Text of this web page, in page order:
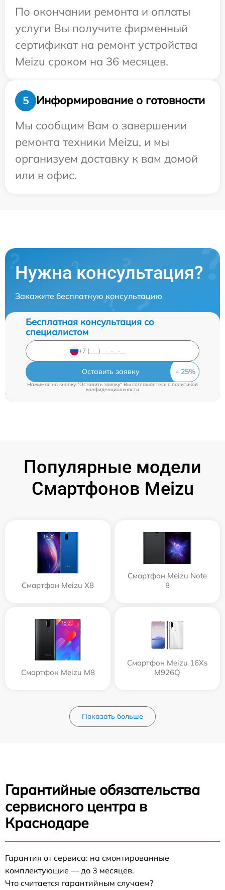
По окончании ремонта и оплаты
услуги Вы получите фирменный
сертификат на ремонт устройства
Meizu сроком на 36 месяцев.
5
Информирование о готовности
Мы сообщим Вам о завершении
ремонта техники Meizu, и мы
организуем доставку к вам домой
или в офис.
Нужна консультация?
Закажите бесплатную консультацию
Бесплатная консультация со
специалистом
Оставить заявку
Нажимая на кнопку "Оставить заявку" Вы соглашаетесь cполитикой
конфиденциальности
Популярные модели
Смартфонов Meizu
Смартфон Meizu X8
Смартфон Meizu Note
8
Смартфон Meizu M8
Смартфон Meizu 16Xs
M926Q
Показать больше
Гарантийные обязательства
сервисного центра в
Краснодаре
Гарантия от сервиса: на смонтированные
комплектующие — до 3 месяцев.
Что считается гарантийным случаем?